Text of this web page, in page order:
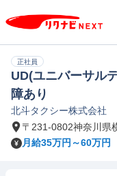
正社員
UD(ユニバーサル
障あり
北斗タクシー株式会社
〒231-0802神奈川県
月給35万円～60万円